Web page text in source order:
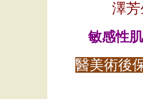
澤
敏感性
醫美術後